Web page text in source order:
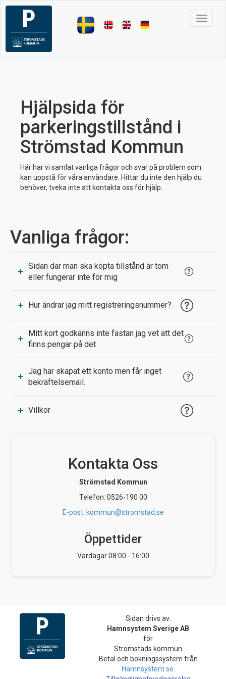
Toggle
Hjälpsida för
parkeringstillstånd i
Strömstad Kommun
Här har vi samlat vanliga frågor och svar på problem som
kan uppstå för våra användare. Hittar du inte den hjälp du
behöver, tveka inte att kontakta oss för hjälp.
Vanliga frågor:
+ Sidan där man ska köpta tillstånd är tom
eller fungerar inte för mig
+ Hur ändrar jag mitt registreringsnummer?
+ Mitt kort godkänns inte fastän jag vet att det
finns pengar på det
+ Jag har skapat ett konto men får inget
bekräftelsemail.
+ Villkor
Kontakta Oss
Strömstad Kommun
Telefon: 0526-190 00
E-post: kommun@stromstad.se
Öppettider
Vardagar 08:00 - 16:00
Sidan drivs av:
Hamnsystem Sverige AB
för
Strömstads kommun
Betal och bokningssystem från
Hamnsystem.se